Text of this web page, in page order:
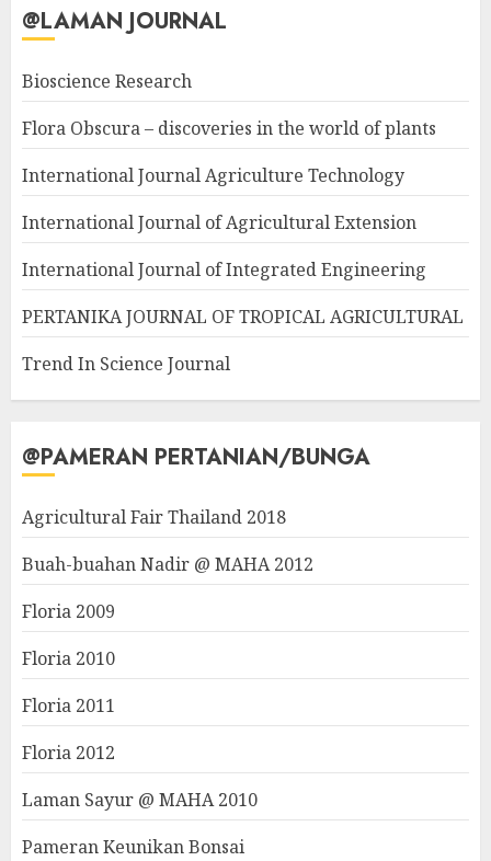
@LAMAN JOURNAL
Bioscience Research
Flora Obscura – discoveries in the world of plants
International Journal Agriculture Technology
International Journal of Agricultural Extension
International Journal of Integrated Engineering
PERTANIKA JOURNAL OF TROPICAL AGRICULTURAL
Trend In Science Journal
@PAMERAN PERTANIAN/BUNGA
Agricultural Fair Thailand 2018
Buah-buahan Nadir @ MAHA 2012
Floria 2009
Floria 2010
Floria 2011
Floria 2012
Laman Sayur @ MAHA 2010
Pameran Keunikan Bonsai